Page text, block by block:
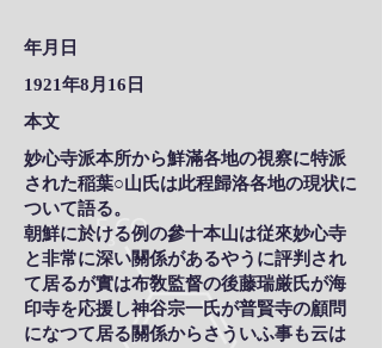
年月日
1921年8月16日
本文
妙心寺派本所から鮮滿各地の視察に特派
された稲葉○山氏は此程歸洛各地の現状に
ついて語る。
朝鮮に於ける例の參十本山は従來妙心寺
と非常に深い關係があるやうに評判され
て居るが實は布敎監督の後藤瑞厳氏が海
印寺を応援し神谷宗一氏が普賢寺の顧問
になつて居る關係からさういふ事も云は